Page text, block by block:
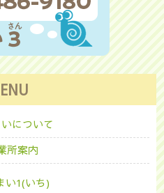
について
所案内
い1(いち)